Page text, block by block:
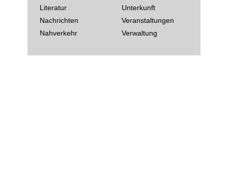
Literatur
Nachrichten
Nahverkehr
Unterkunft
Veranstaltungen
Verwaltung